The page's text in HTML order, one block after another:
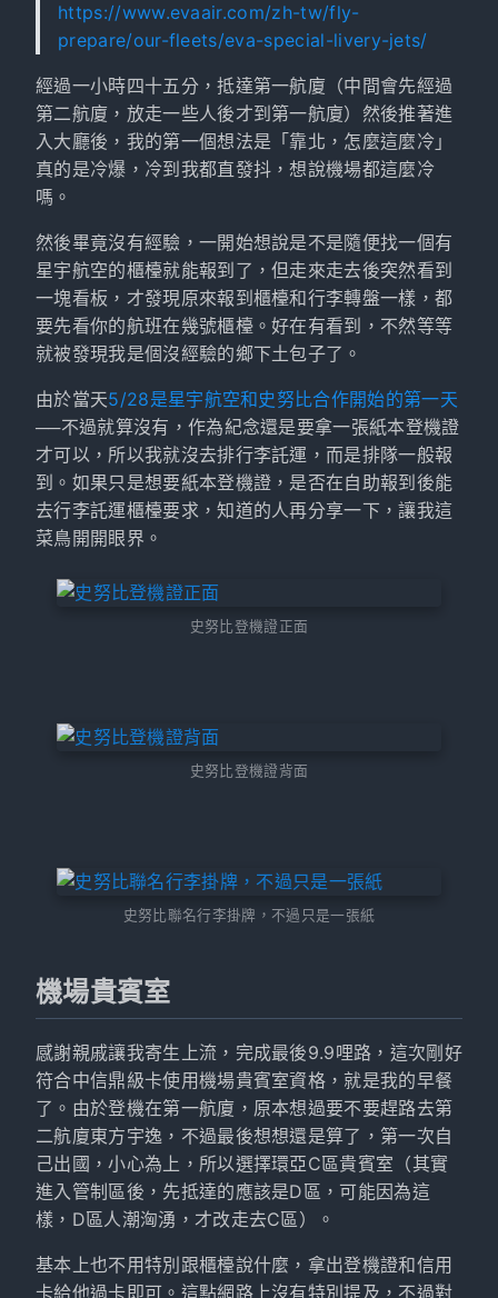
https://www.evaair.com/zh-tw/fly-
prepare/our-fleets/eva-special-livery-jets/
經過一小時四十五分，抵達第一航廈（中間會先經過
第二航廈，放走一些人後才到第一航廈）然後推著進
入大廳後，我的第一個想法是「靠北，怎麼這麼冷」
真的是冷爆，冷到我都直發抖，想說機場都這麼冷
嗎。
然後畢竟沒有經驗，一開始想說是不是隨便找一個有
星宇航空的櫃檯就能報到了，但走來走去後突然看到
一塊看板，才發現原來報到櫃檯和行李轉盤一樣，都
要先看你的航班在幾號櫃檯。好在有看到，不然等等
就被發現我是個沒經驗的鄉下土包子了。
由於當天5/28是星宇航空和史努比合作開始的第一天
──不過就算沒有，作為紀念還是要拿一張紙本登機證
才可以，所以我就沒去排行李託運，而是排隊一般報
到。如果只是想要紙本登機證，是否在自助報到後能
去行李託運櫃檯要求，知道的人再分享一下，讓我這
菜鳥開開眼界。
史努比登機證正面
史努比登機證背面
史努比聯名行李掛牌，不過只是一張紙
機場貴賓室
感謝親戚讓我寄生上流，完成最後9.9哩路，這次剛好
符合中信鼎級卡使用機場貴賓室資格，就是我的早餐
了。由於登機在第一航廈，原本想過要不要趕路去第
二航廈東方宇逸，不過最後想想還是算了，第一次自
己出國，小心為上，所以選擇環亞C區貴賓室（其實
進入管制區後，先抵達的應該是D區，可能因為這
樣，D區人潮洶湧，才改走去C區）。
基本上也不用特別跟櫃檯說什麼，拿出登機證和信用
卡給他過卡即可。這點網路上沒有特別提及，不過對